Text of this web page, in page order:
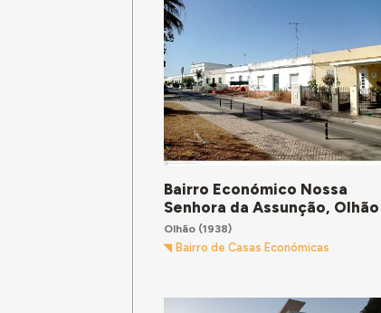
Bairro Económico Nossa
Senhora da Assunção, Olhão
Olhão (1938)
Bairro de Casas Económicas